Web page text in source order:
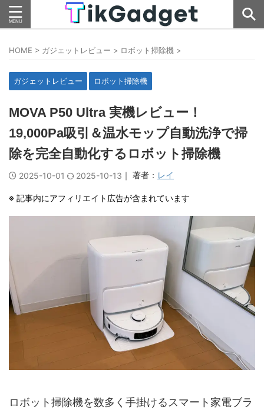
HOME > ガジェットレビュー > ロボット掃除機 >
ガジェットレビュー ロボット掃除機
MOVA P50 Ultra 実機レビュー！
19,000Pa吸引＆温水モップ自動洗浄で掃
除を完全自動化するロボット掃除機
2025-10-01 2025-10-13 ｜ 著者： レイ
※ 記事内にアフィリエイト広告が含まれています
ロボット掃除機を数多く手掛けるスマート家電ブラ